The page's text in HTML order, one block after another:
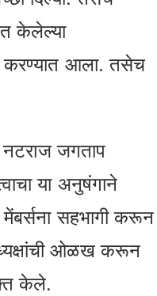
केलेल्या
करण्यात आला. तसेच
नटराज जगताप
या अनुषंगाने
सहभागी करून
ओळख करून
केले.